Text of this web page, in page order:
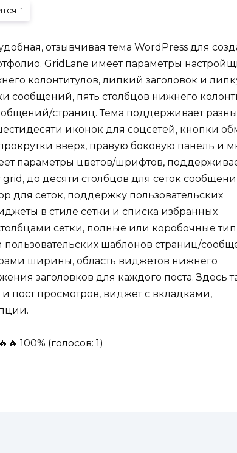
1
отзывчивая тема WordPress для
GridLane имеет параметры
колонтитулов, липкий заголовок и
сообщений, пять столбцов нижнего
страниц. Тема поддерживает
иконок для соцсетей, кнопки
вверх, правую боковую панель и
параметры цветов/шрифтов,
до десяти столбцов для сеток
для сеток, поддержку пользовательских
в стиле сетки и списка избранных
сетки, полные или коробочные
пользовательских шаблонов страниц/
ширины, область виджетов нижнего
заголовков для каждого поста. Здесь
и пост просмотров, виджет с вкладками,
100% (голосов: 1)